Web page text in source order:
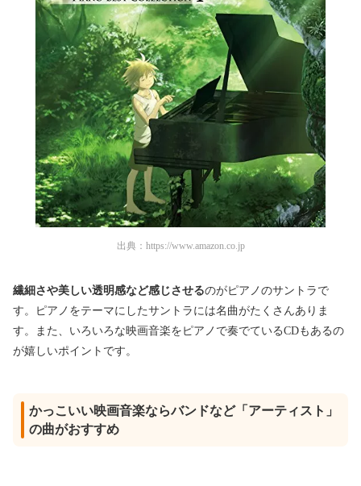
出典： https://www.amazon.co.jp
繊細さや美しい透明感など感じさせるのがピアノのサントラで
す。ピアノをテーマにしたサントラには名曲がたくさんありま
す。また、いろいろな映画音楽をピアノで奏でているCDもあるの
が嬉しいポイントです。
かっこいい映画音楽ならバンドなど「アーティスト」
の曲がおすすめ